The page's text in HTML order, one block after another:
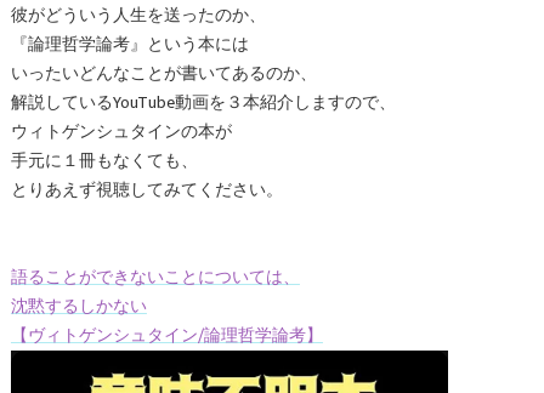
彼がどういう人生を送ったのか、
『論理哲学論考』という本には
いったいどんなことが書いてあるのか、
解説しているYouTube動画を３本紹介しますので、
ウィトゲンシュタインの本が
手元に１冊もなくても、
とりあえず視聴してみてください。
語ることができないことについては、
沈黙するしかない
【ヴィトゲンシュタイン/論理哲学論考】